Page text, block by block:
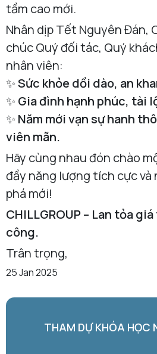
tầm cao mới.
Nhân dịp Tết Nguyên Đán,
chúc Quý đối tác, Quý
nhân viên:
✨Sức khỏe dồi dào, an
✨Gia đình hạnh phúc, tài
✨Năm mới vạn sự hanh
viên mãn.
Hãy cùng nhau đón chào
đầy năng lượng tích cực và
phá mới!
CHILLGROUP – Lan tỏa
công.
Trân trọng,
25 Jan 2025
THAM DỰ KHÓA HỌC